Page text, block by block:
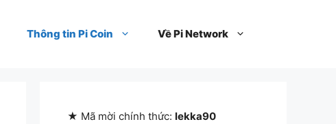
Thông tin Pi Coin Về Pi Network
★ Mã mời chính thức: lekka90